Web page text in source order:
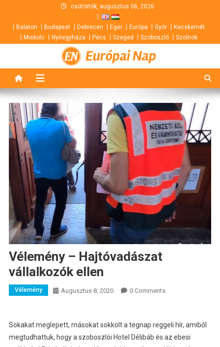
content
csütörtök, augusztus 06, 2026
Balaton Budapest Debrecen Eger Európa Győr
Kecskemét
Miskolc
Nyíregyháza Pécs Szeged Szoboszló Szolnok
Európai Nap
Vélemény – Hajtóvadászat
vállalkozók ellen
Vélemény Augusztus 8, 2020 0 Comments
Sokakat meglepett, másokat sokkolt a tegnap reggeli hír, amiből
megtudhattuk, hogy a szoboszlói Hotel Délibáb és az ebesi